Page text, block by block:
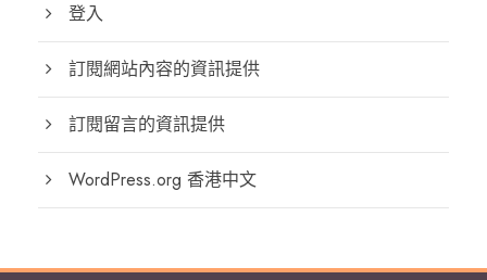
登入
訂閱網站內容的資訊提供
訂閱留言的資訊提供
WordPress.org 香港中文